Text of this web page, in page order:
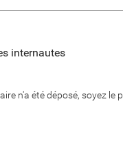
internautes
n'a été déposé, soyez le